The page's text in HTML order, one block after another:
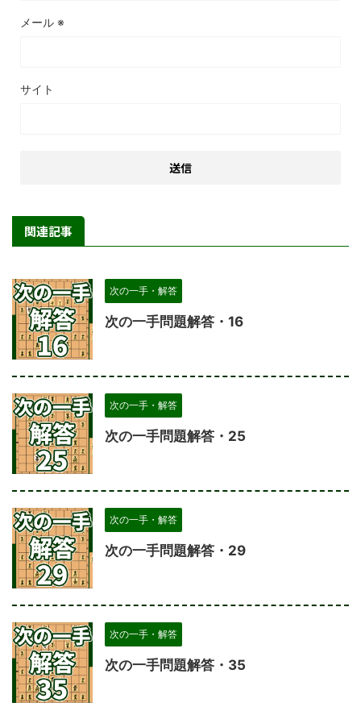
メール ※
サイト
関連記事
次の一手・解答
次の一手問題解答・16
次の一手・解答
次の一手問題解答・25
次の一手・解答
次の一手問題解答・29
次の一手・解答
次の一手問題解答・35